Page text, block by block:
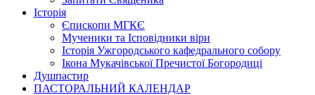
Історія
Єпископи МГКЄ
Мученики та Ісповідники віри
Історія Ужгородського кафедрального собору
Ікона Мукачівської Пречистої Богородиці
Душпастир
ПАСТОРАЛЬНИЙ КАЛЕНДАР